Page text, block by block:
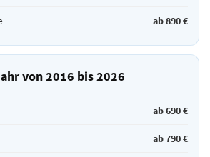
ab 890 €
von 2016 bis 2026
ab 690 €
ab 790 €